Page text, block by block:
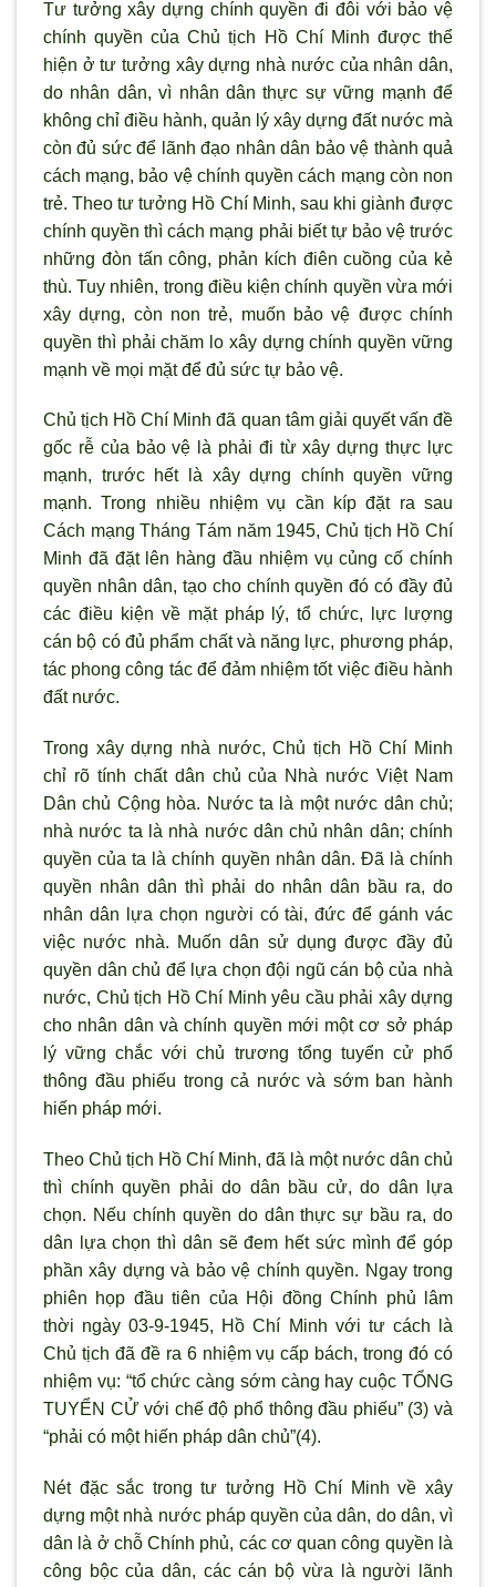
Tư tưởng xây dựng chính quyền đi đôi với bảo vệ
chính quyền của Chủ tịch Hồ Chí Minh được thể
hiện ở tư tưởng xây dựng nhà nước của nhân dân,
do nhân dân, vì nhân dân thực sự vững mạnh để
không chỉ điều hành, quản lý xây dựng đất nước mà
còn đủ sức để lãnh đạo nhân dân bảo vệ thành quả
cách mạng, bảo vệ chính quyền cách mạng còn non
trẻ. Theo tư tưởng Hồ Chí Minh, sau khi giành được
chính quyền thì cách mạng phải biết tự bảo vệ trước
những đòn tấn công, phản kích điên cuồng của kẻ
thù. Tuy nhiên, trong điều kiện chính quyền vừa mới
xây dựng, còn non trẻ, muốn bảo vệ được chính
quyền thì phải chăm lo xây dựng chính quyền vững
mạnh về mọi mặt để đủ sức tự bảo vệ.
Chủ tịch Hồ Chí Minh đã quan tâm giải quyết vấn đề
gốc rễ của bảo vệ là phải đi từ xây dựng thực lực
mạnh, trước hết là xây dựng chính quyền vững
mạnh. Trong nhiều nhiệm vụ cần kíp đặt ra sau
Cách mạng Tháng Tám năm 1945, Chủ tịch Hồ Chí
Minh đã đặt lên hàng đầu nhiệm vụ củng cố chính
quyền nhân dân, tạo cho chính quyền đó có đầy đủ
các điều kiện về mặt pháp lý, tổ chức, lực lượng
cán bộ có đủ phẩm chất và năng lực, phương pháp,
tác phong công tác để đảm nhiệm tốt việc điều hành
đất nước.
Trong xây dựng nhà nước, Chủ tịch Hồ Chí Minh
chỉ rõ tính chất dân chủ của Nhà nước Việt Nam
Dân chủ Cộng hòa. Nước ta là một nước dân chủ;
nhà nước ta là nhà nước dân chủ nhân dân; chính
quyền của ta là chính quyền nhân dân. Đã là chính
quyền nhân dân thì phải do nhân dân bầu ra, do
nhân dân lựa chọn người có tài, đức để gánh vác
việc nước nhà. Muốn dân sử dụng được đầy đủ
quyền dân chủ để lựa chọn đội ngũ cán bộ của nhà
nước, Chủ tịch Hồ Chí Minh yêu cầu phải xây dựng
cho nhân dân và chính quyền mới một cơ sở pháp
lý vững chắc với chủ trương tổng tuyển cử phổ
thông đầu phiếu trong cả nước và sớm ban hành
hiến pháp mới.
Theo Chủ tịch Hồ Chí Minh, đã là một nước dân chủ
thì chính quyền phải do dân bầu cử, do dân lựa
chọn. Nếu chính quyền do dân thực sự bầu ra, do
dân lựa chọn thì dân sẽ đem hết sức mình để góp
phần xây dựng và bảo vệ chính quyền. Ngay trong
phiên họp đầu tiên của Hội đồng Chính phủ lâm
thời ngày 03-9-1945, Hồ Chí Minh với tư cách là
Chủ tịch đã đề ra 6 nhiệm vụ cấp bách, trong đó có
nhiệm vụ: “tổ chức càng sớm càng hay cuộc TỔNG
TUYỂN CỬ với chế độ phổ thông đầu phiếu” (3) và
“phải có một hiến pháp dân chủ”(4).
Nét đặc sắc trong tư tưởng Hồ Chí Minh về xây
dựng một nhà nước pháp quyền của dân, do dân, vì
dân là ở chỗ Chính phủ, các cơ quan công quyền là
công bộc của dân, các cán bộ vừa là người lãnh